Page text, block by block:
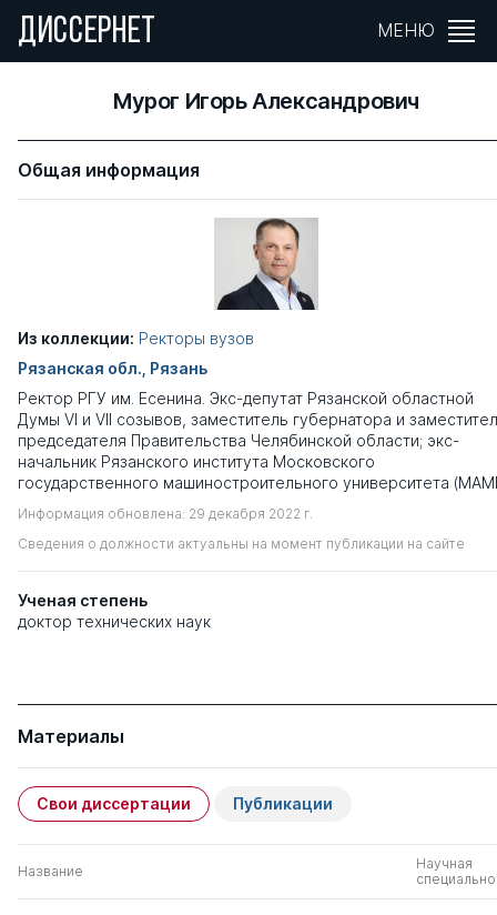
ДИССЕРНЕТ МЕНЮ
Мурог Игорь Александрович
Общая информация
Из коллекции: Ректоры вузов
Рязанская обл., Рязань
Ректор РГУ им. Есенина. Экс-депутат Рязанской областной
Думы VI и VII созывов, заместитель губернатора и
председателя Правительства Челябинской области; экс-
начальник Рязанского института Московского
государственного машиностроительного университета
Информация обновлена: 29 декабря 2022 г.
Сведения о должности актуальны на момент публикации на сайте
Ученая степень
доктор технических наук
Материалы
Свои диссертации Публикации
Название
Научная